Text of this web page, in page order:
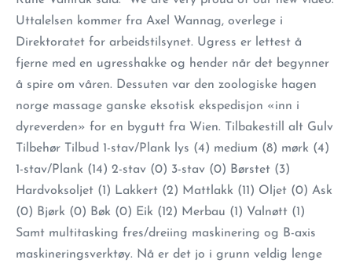
Uttalelsen kommer fra Axel Wannag, overlege i
Direktoratet for arbeidstilsynet. Ugress er lettest å
fjerne med en ugresshakke og hender når det begynner
å spire om våren. Dessuten var den zoologiske hagen
norge massage ganske eksotisk ekspedisjon «inn i
dyreverden» for en bygutt fra Wien. Tilbakestill alt Gulv
Tilbehør Tilbud 1-stav/Plank lys (4) medium (8) mørk (4)
1-stav/Plank (14) 2-stav (0) 3-stav (0) Børstet (3)
Hardvoksoljet (1) Lakkert (2) Mattlakk (11) Oljet (0) Ask
(0) Bjørk (0) Bøk (0) Eik (12) Merbau (1) Valnøtt (1)
Samt multitasking fres/dreiing maskinering og B-axis
maskineringsverktøy. Nå er det jo i grunn veldig lenge